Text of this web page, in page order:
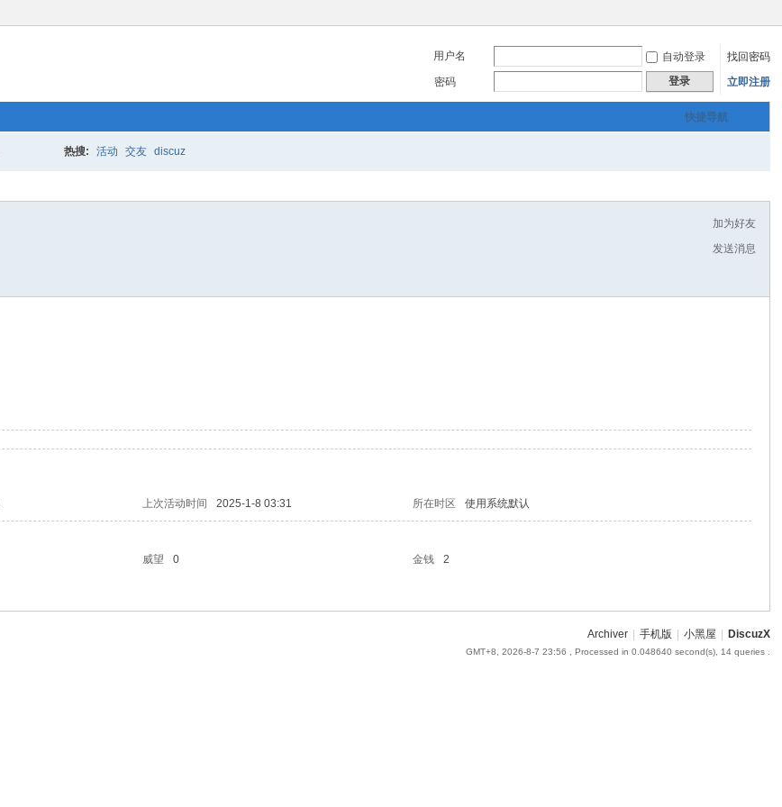
用户名 自动登录
找回密码
密码
登录 立即注册
快捷导航
热搜: 活动 交友 discuz
加为好友
发送消息
上次活动时间 2025-1-8 03:31 所在时区 使用系统默认
威望 0 金钱
2
Archiver 手机版 小黑屋 DiscuzX
GMT+8, 2026-8-7 23:56 , Processed in 0.048640 second(s), 14 queries .